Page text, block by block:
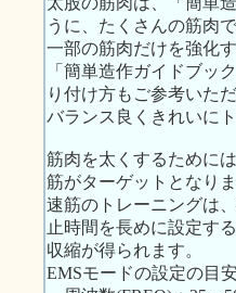
うに、たくさんの筋肉
一部の筋肉だけを強化
「簡単造作ガイドブッ
り付け方もご参考いた
バランス良くきれいに
筋肉を太くするために
筋がターゲットとなりま
速筋のトレーニングは
止時間を長めに設定す
収縮が得られます。
EMSモードの設定の目安